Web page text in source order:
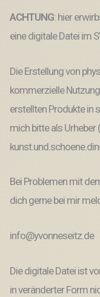
Weihnachten
Datei
ACHTUNG: hier
eine digitale Datei im
Die Erstellung von
kommerzielle
erstellten Produkte in
mich bitte als Urheber
Bei Problemen mit
dich gerne bei mir
info@yvonneseitz.de
Die digitale Datei ist
in veränderter Form